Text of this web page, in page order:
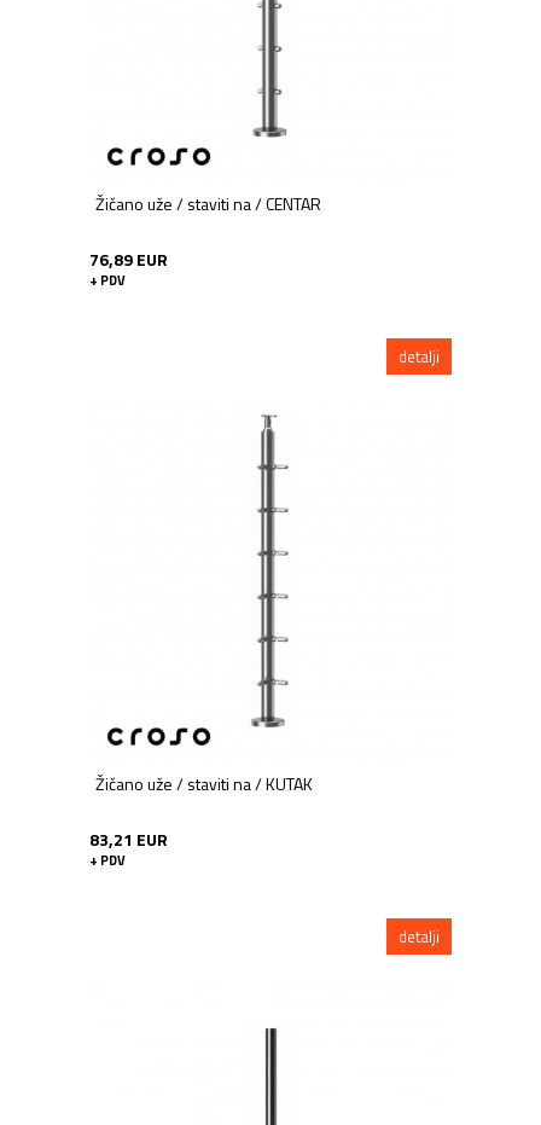
Žičano uže / staviti na / CENTAR
76,89 EUR
+ PDV
detalji
Žičano uže / staviti na / KUTAK
83,21 EUR
+ PDV
detalji